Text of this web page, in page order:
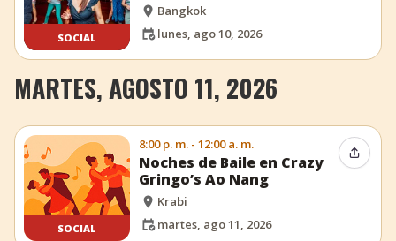
SOCIAL
Bangkok
lunes, ago 10, 2026
MARTES, AGOSTO 11, 2026
SOCIAL
8:00 p. m. - 12:00 a. m.
Noches de Baile en Crazy
Gringo’s Ao Nang
Krabi
martes, ago 11, 2026